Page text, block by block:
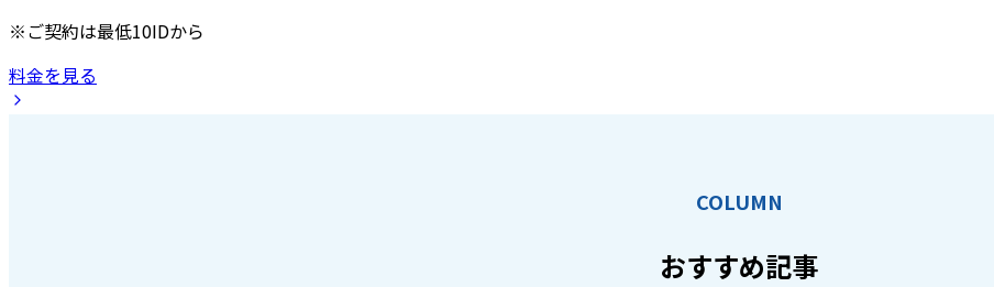
※ご契約は最低10IDから
料金を見る
COLUMN
おすすめ記事